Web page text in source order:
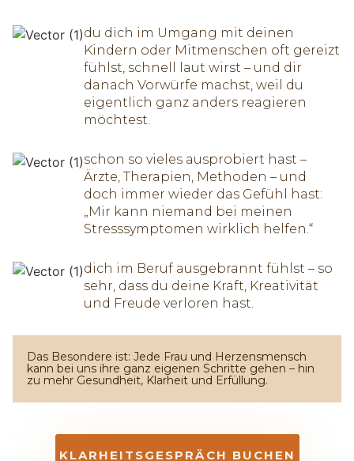
du dich im Umgang mit deinen
Kindern oder Mitmenschen oft gereizt
fühlst, schnell laut wirst – und dir
danach Vorwürfe machst, weil du
eigentlich ganz anders reagieren
möchtest.
schon so vieles ausprobiert hast –
Ärzte, Therapien, Methoden – und
doch immer wieder das Gefühl hast:
„Mir kann niemand bei meinen
Stresssymptomen wirklich helfen.“
dich im Beruf ausgebrannt fühlst – so
sehr, dass du deine Kraft, Kreativität
und Freude verloren hast.
Das Besondere ist: Jede Frau und Herzensmensch
kann bei uns ihre ganz eigenen Schritte gehen – hin
zu mehr Gesundheit, Klarheit und Erfüllung.
KLARHEITSGESPRÄCH BUCHEN